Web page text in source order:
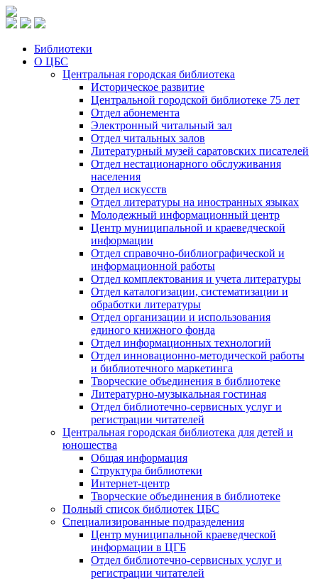
Библиотеки
О ЦБС
Центральная городская библиотека
Историческое развитие
Центральной городской библиотеке 75 лет
Отдел абонемента
Электронный читальный зал
Отдел читальных залов
Литературный музей саратовских писателей
Отдел нестационарного обслуживания
населения
Отдел искусств
Отдел литературы на иностранных языках
Молодежный информационный центр
Центр муниципальной и краеведческой
информации
Отдел справочно-библиографической и
информационной работы
Отдел комплектования и учета литературы
Отдел каталогизации, систематизации и
обработки литературы
Отдел организации и использования
единого книжного фонда
Отдел информационных технологий
Отдел инновационно-методической работы
и библиотечного маркетинга
Творческие объединения в библиотеке
Литературно-музыкальная гостиная
Отдел библиотечно-сервисных услуг и
регистрации читателей
Центральная городская библиотека для детей и
юношества
Общая информация
Структура библиотеки
Интернет-центр
Творческие объединения в библиотеке
Полный список библиотек ЦБС
Специализированные подразделения
Центр муниципальной краеведческой
информации в ЦГБ
Отдел библиотечно-сервисных услуг и
регистрации читателей